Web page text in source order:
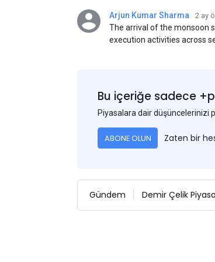
Arjun Kumar Sharma 2 ay
The arrival of the monsoon
execution activities across
Bu içeriğe sadece
Piyasalara dair düşüncelerinizi
ABONE OLUN Zaten bir
Gündem Demir Çelik